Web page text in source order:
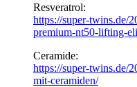
Resveratrol:
https://super-twins.de/
premium-nt50-lifting-
Ceramide:
https://super-twins.de/
mit-ceramiden/